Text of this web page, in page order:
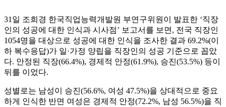
31일 조희경 한국직업능력개발원 부연구위원이 발표한 ‘직장
인의 성공에 대한 인식과 시사점’ 보고서를 보면, 전국 직장인
1054명을 대상으로 성공에 대한 인식을 조사한 결과 69.2%(이
하 복수응답)가 일·가정 양립을 직장인의 성공 기준으로 꼽았
다. 안정된 직장(66.4%), 경제적 안정(61.9%), 승진(53.5%) 등이
뒤를 이었다.
성별로는 남성이 승진(56.6%, 여성 47.5%)을 상대적으로 중요
하게 인식한 반면 여성은 경제적 안정(72.2%, 남성 56.5%)을 직